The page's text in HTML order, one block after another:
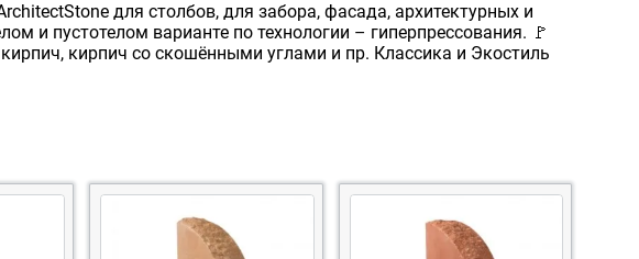
для столбов, для забора, фасада, архитектурных и
и пустотелом варианте по технологии – гиперпрессования. 🚩
кирпич со скошёнными углами и пр. Классика и Экостиль